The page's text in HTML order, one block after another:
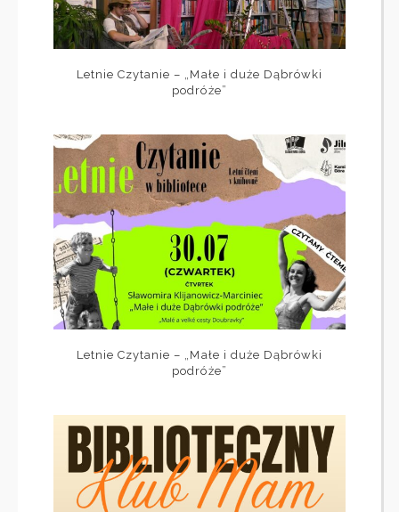
Letnie Czytanie – „Małe i duże Dąbrówki
podróże”
Letnie Czytanie – „Małe i duże Dąbrówki
podróże”